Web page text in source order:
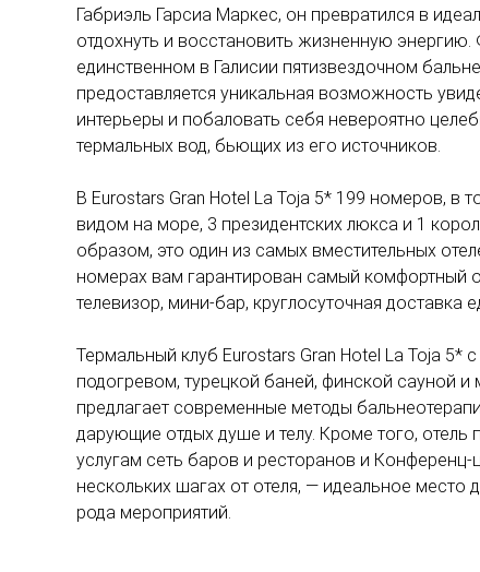
Габриэль Гарсиа Маркес, он превратился в
отдохнуть и восстановить жизненную энергию.
единственном в Галисии пятизвездочном
предоставляется уникальная возможность
интерьеры и побаловать себя невероятно
термальных вод, бьющих из его источников.
В Eurostars Gran Hotel La Toja 5* 199 номеров, в
видом на море, 3 президентских люкса и 1
образом, это один из самых вместительных
номерах вам гарантирован самый комфортный
телевизор, мини-бар, круглосуточная доставка
Термальный клуб Eurostars Gran Hotel La Toja 5*
подогревом, турецкой баней, финской сауной
предлагает современные методы
дарующие отдых душе и телу. Кроме того, отель
услугам сеть баров и ресторанов и
нескольких шагах от отеля, — идеальное место
рода мероприятий.